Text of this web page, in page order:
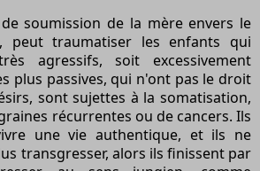
soumission de la mère envers le
peut traumatiser les enfants qui
agressifs, soit excessivement
plus passives, qui n'ont pas le droit
sont sujettes à la somatisation,
récurrentes ou de cancers. Ils
une vie authentique, et ils ne
transgresser, alors ils finissent par